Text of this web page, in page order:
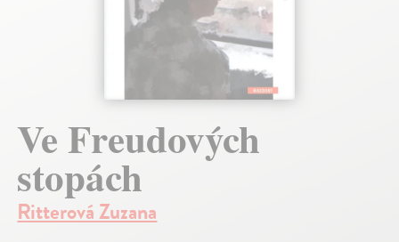
Ve Freudových
stopách
Ritterová Zuzana